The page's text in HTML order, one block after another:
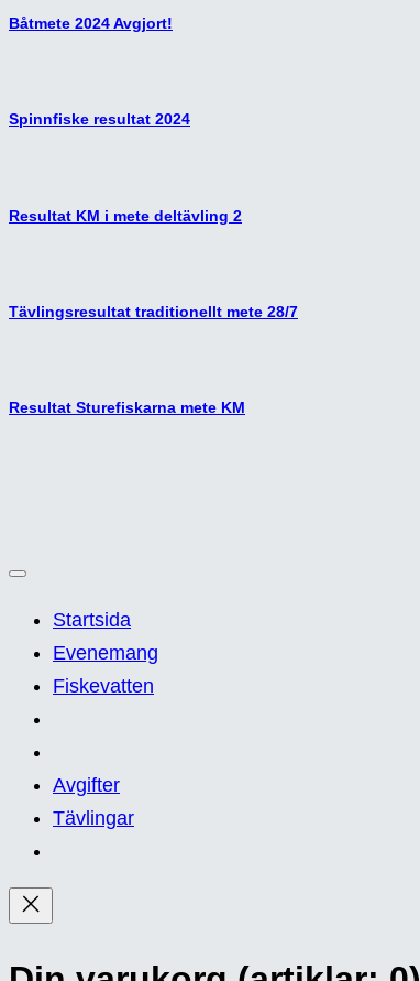
Båtmete 2024 Avgjort!
Spinnfiske resultat 2024
Resultat KM i mete deltävling 2
Tävlingsresultat traditionellt mete 28/7
Resultat Sturefiskarna mete KM
Startsida
Evenemang
Fiskevatten
Avgifter
Tävlingar